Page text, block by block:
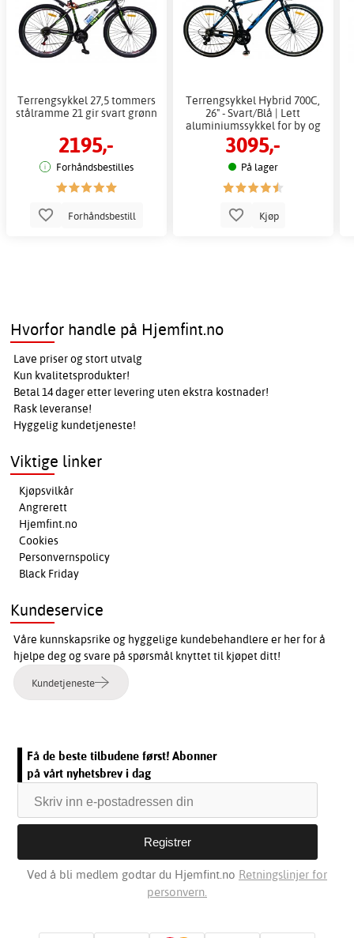
Terrengsykkel 27,5 tommers
stålramme 21 gir svart grønn
2195,-
Forhåndsbestilles
Forhåndsbestill
Terrengsykkel Hybrid 700C,
26" - Svart/Blå | Lett
aluminiumssykkel for by og
fritid
3095,-
På lager
Kjøp
Hvorfor handle på Hjemfint.no
Lave priser og stort utvalg
Kun kvalitetsprodukter!
Betal 14 dager etter levering uten ekstra kostnader!
Rask leveranse!
Hyggelig kundetjeneste!
Viktige linker
Kjøpsvilkår
Angrerett
Hjemfint.no
Cookies
Personvernspolicy
Black Friday
Kundeservice
Våre kunnskapsrike og hyggelige kundebehandlere er her for å
hjelpe deg og svare på spørsmål knyttet til kjøpet ditt!
Kundetjeneste
Få de beste tilbudene først! Abonner
på vårt nyhetsbrev i dag
Ved å bli medlem godtar du Hjemfint.no Retningslinjer for
personvern.